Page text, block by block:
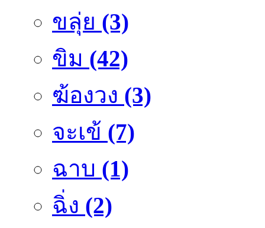
ขลุ่ย (3)
ขิม (42)
ฆ้องวง (3)
จะเข้ (7)
ฉาบ (1)
ฉิ่ง (2)